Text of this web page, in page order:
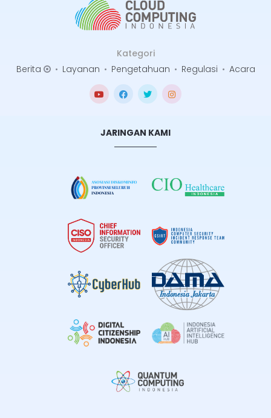
Kategori
Berita
• Layanan • Pengetahuan • Regulasi • Acara
JARINGAN KAMI